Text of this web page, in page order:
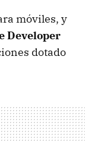
móviles, y
Developer
dotado